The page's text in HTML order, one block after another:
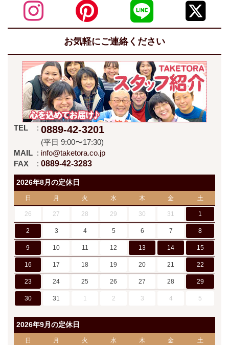
お気軽にご連絡ください
TEL 0889-42-3201
(平日 9:00〜17:30)
MAIL
info@taketora.co.jp
FAX
0889-42-3283
2026年8月の定休日
日 月 火 水 木 金 土
26 27 28 29 30 31 1
2 3 4 5 6 7 8
9 10 11 12 13 14 15
16 17 18 19 20 21 22
23 24 25 26 27 28 29
30 31 1 2 3 4 5
2026年9月の定休日
日 月 火 水 木 金 土